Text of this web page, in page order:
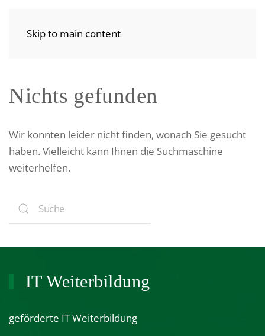
Skip to main content
Nichts gefunden
Wir konnten leider nicht finden, wonach Sie gesucht
haben. Vielleicht kann Ihnen die Suchmaschine
weiterhelfen.
IT Weiterbildung
geförderte IT Weiterbildung